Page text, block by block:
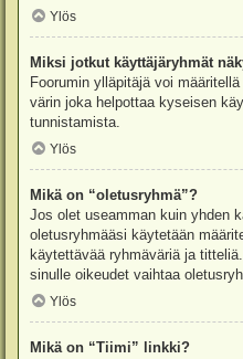
Ylös
Miksi jotkut käyttäjäryhmät
Foorumin ylläpitäjä voi
värin joka helpottaa kyseisen
tunnistamista.
Ylös
Mikä on “oletusryhmä”?
Jos olet useamman kuin yhden
oletusryhmääsi käytetään
käytettävää ryhmäväriä ja
sinulle oikeudet vaihtaa
Ylös
Mikä on “Tiimi” linkki?